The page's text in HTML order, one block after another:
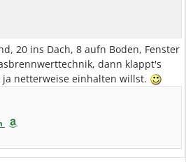
20 ins Dach, 8 aufn Boden, Fenster
dann klappt's
ja netterweise einhalten willst.